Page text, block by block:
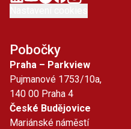
Pobočky
Praha – Parkview
Pujmanové 1753/10a,
140 00 Praha 4
České Budějovice
Mariánské náměstí